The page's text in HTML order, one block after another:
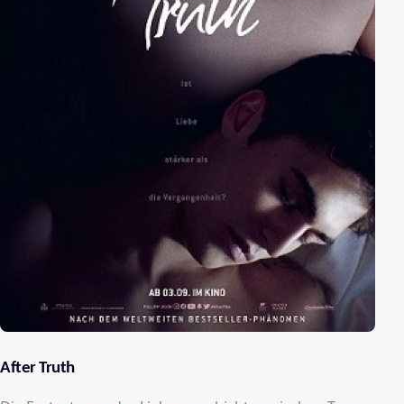
After Truth